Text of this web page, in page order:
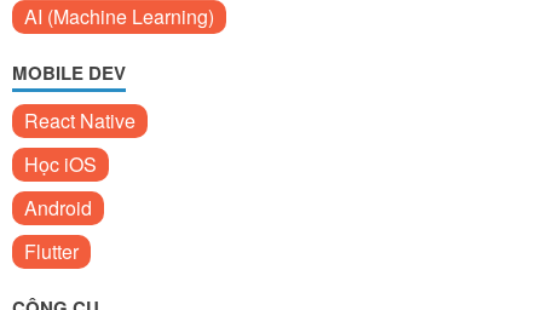
AI (Machine Learning)
MOBILE DEV
React Native
Học iOS
Android
Flutter